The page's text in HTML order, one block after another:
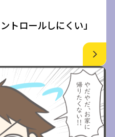
トロールしにくい」